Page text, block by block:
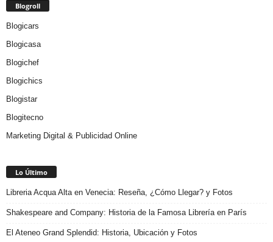
Blogroll
Blogicars
Blogicasa
Blogichef
Blogichics
Blogistar
Blogitecno
Marketing Digital & Publicidad Online
Lo Último
Libreria Acqua Alta en Venecia: Reseña, ¿Cómo Llegar? y Fotos
Shakespeare and Company: Historia de la Famosa Librería en París
El Ateneo Grand Splendid: Historia, Ubicación y Fotos